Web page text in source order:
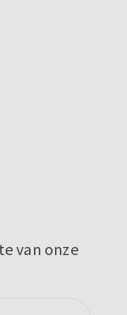
van onze